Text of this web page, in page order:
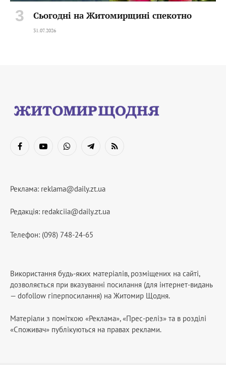
Сьогодні на Житомирщині спекотно
31.07.2026
FacebookYouTubeWhatsAppTelegramRSS
Реклама: reklama@daily.zt.ua
Редакція: redakciia@daily.zt.ua
Телефон: (098) 748-24-65
Використання будь-яких матеріалів, розміщених на сайті,
дозволяється при вказуванні посилання (для інтернет-видань
— dofollow гіперпосилання) на Житомир Щодня.
Матеріали з поміткою «Реклама», «Прес-реліз» та в розділі
«Споживач» публікуються на правах реклами.